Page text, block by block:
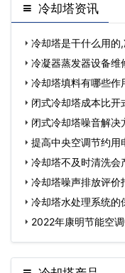
冷却塔资讯
冷却塔是干什么用的
冷凝器蒸发器设备维
和…冷却塔填料有哪些
闭式冷却塔成本比开
对…闭式冷却塔噪音解
提高中央空调节约用
冷却塔不及时清洗会
… 冷却塔噪声排放评价
冷却塔水处理系统的
2022年康明节能空